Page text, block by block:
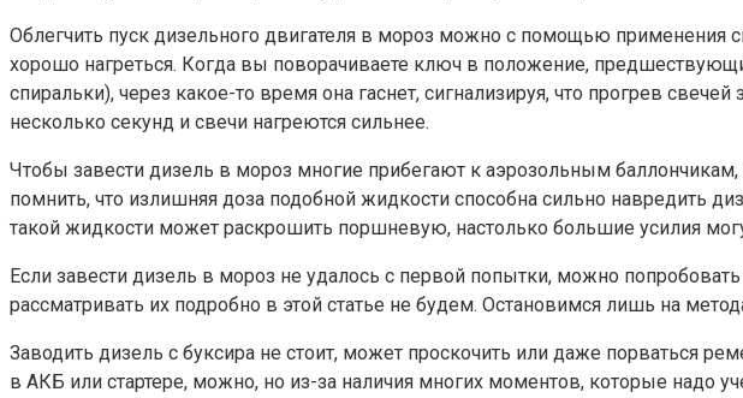
Облегчить пуск дизельного двигателя в мороз можно с помощью применения
хорошо нагреться. Когда вы поворачиваете ключ в положение,
спиральки), через какое-то время она гаснет, сигнализируя, что прогрев
несколько секунд и свечи нагреются сильнее.
Чтобы завести дизель в мороз многие прибегают к аэрозольным
помнить, что излишняя доза подобной жидкости способна сильно навредить
такой жидкости может раскрошить поршневую, настолько большие усилия
Если завести дизель в мороз не удалось с первой попытки, можно
рассматривать их подробно в этой статье не будем. Остановимся лишь на
Заводить дизель с буксира не стоит, может проскочить или даже порваться
в АКБ или стартере, можно, но из-за наличия многих моментов, которые надо